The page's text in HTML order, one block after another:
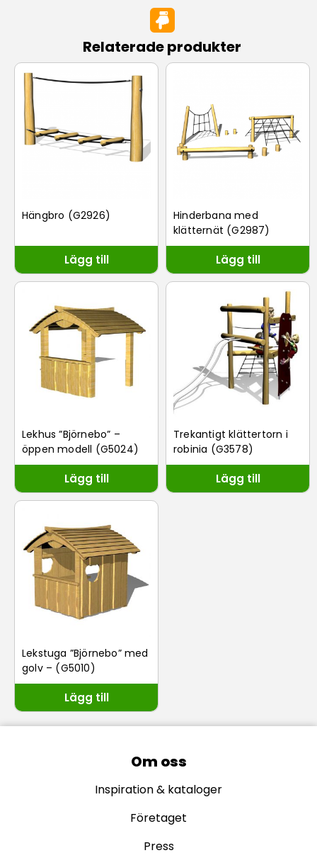
Relaterade produkter
Hängbro (G2926)
Lägg till
Hinderbana med
klätternät (G2987)
Lägg till
Lekhus ”Björnebo” –
öppen modell (G5024)
Lägg till
Trekantigt klättertorn i
robinia (G3578)
Lägg till
Lekstuga ”Björnebo” med
golv – (G5010)
Lägg till
Om oss
Inspiration & kataloger
Företaget
Press